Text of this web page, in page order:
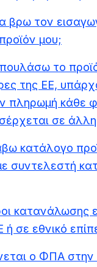
βρω τον
μου;
το
της ΕΕ,
πληρωμή κάθε
σε
κατάλογο
συντελεστή
κατανάλωσης
ή σε εθνικό
ο ΦΠΑ στην